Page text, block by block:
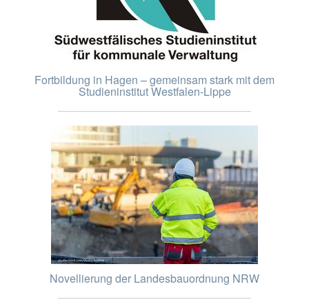
Fortbildung in Hagen – gemeinsam stark mit dem
Studieninstitut Westfalen-Lippe
Novellierung der Landesbauordnung NRW